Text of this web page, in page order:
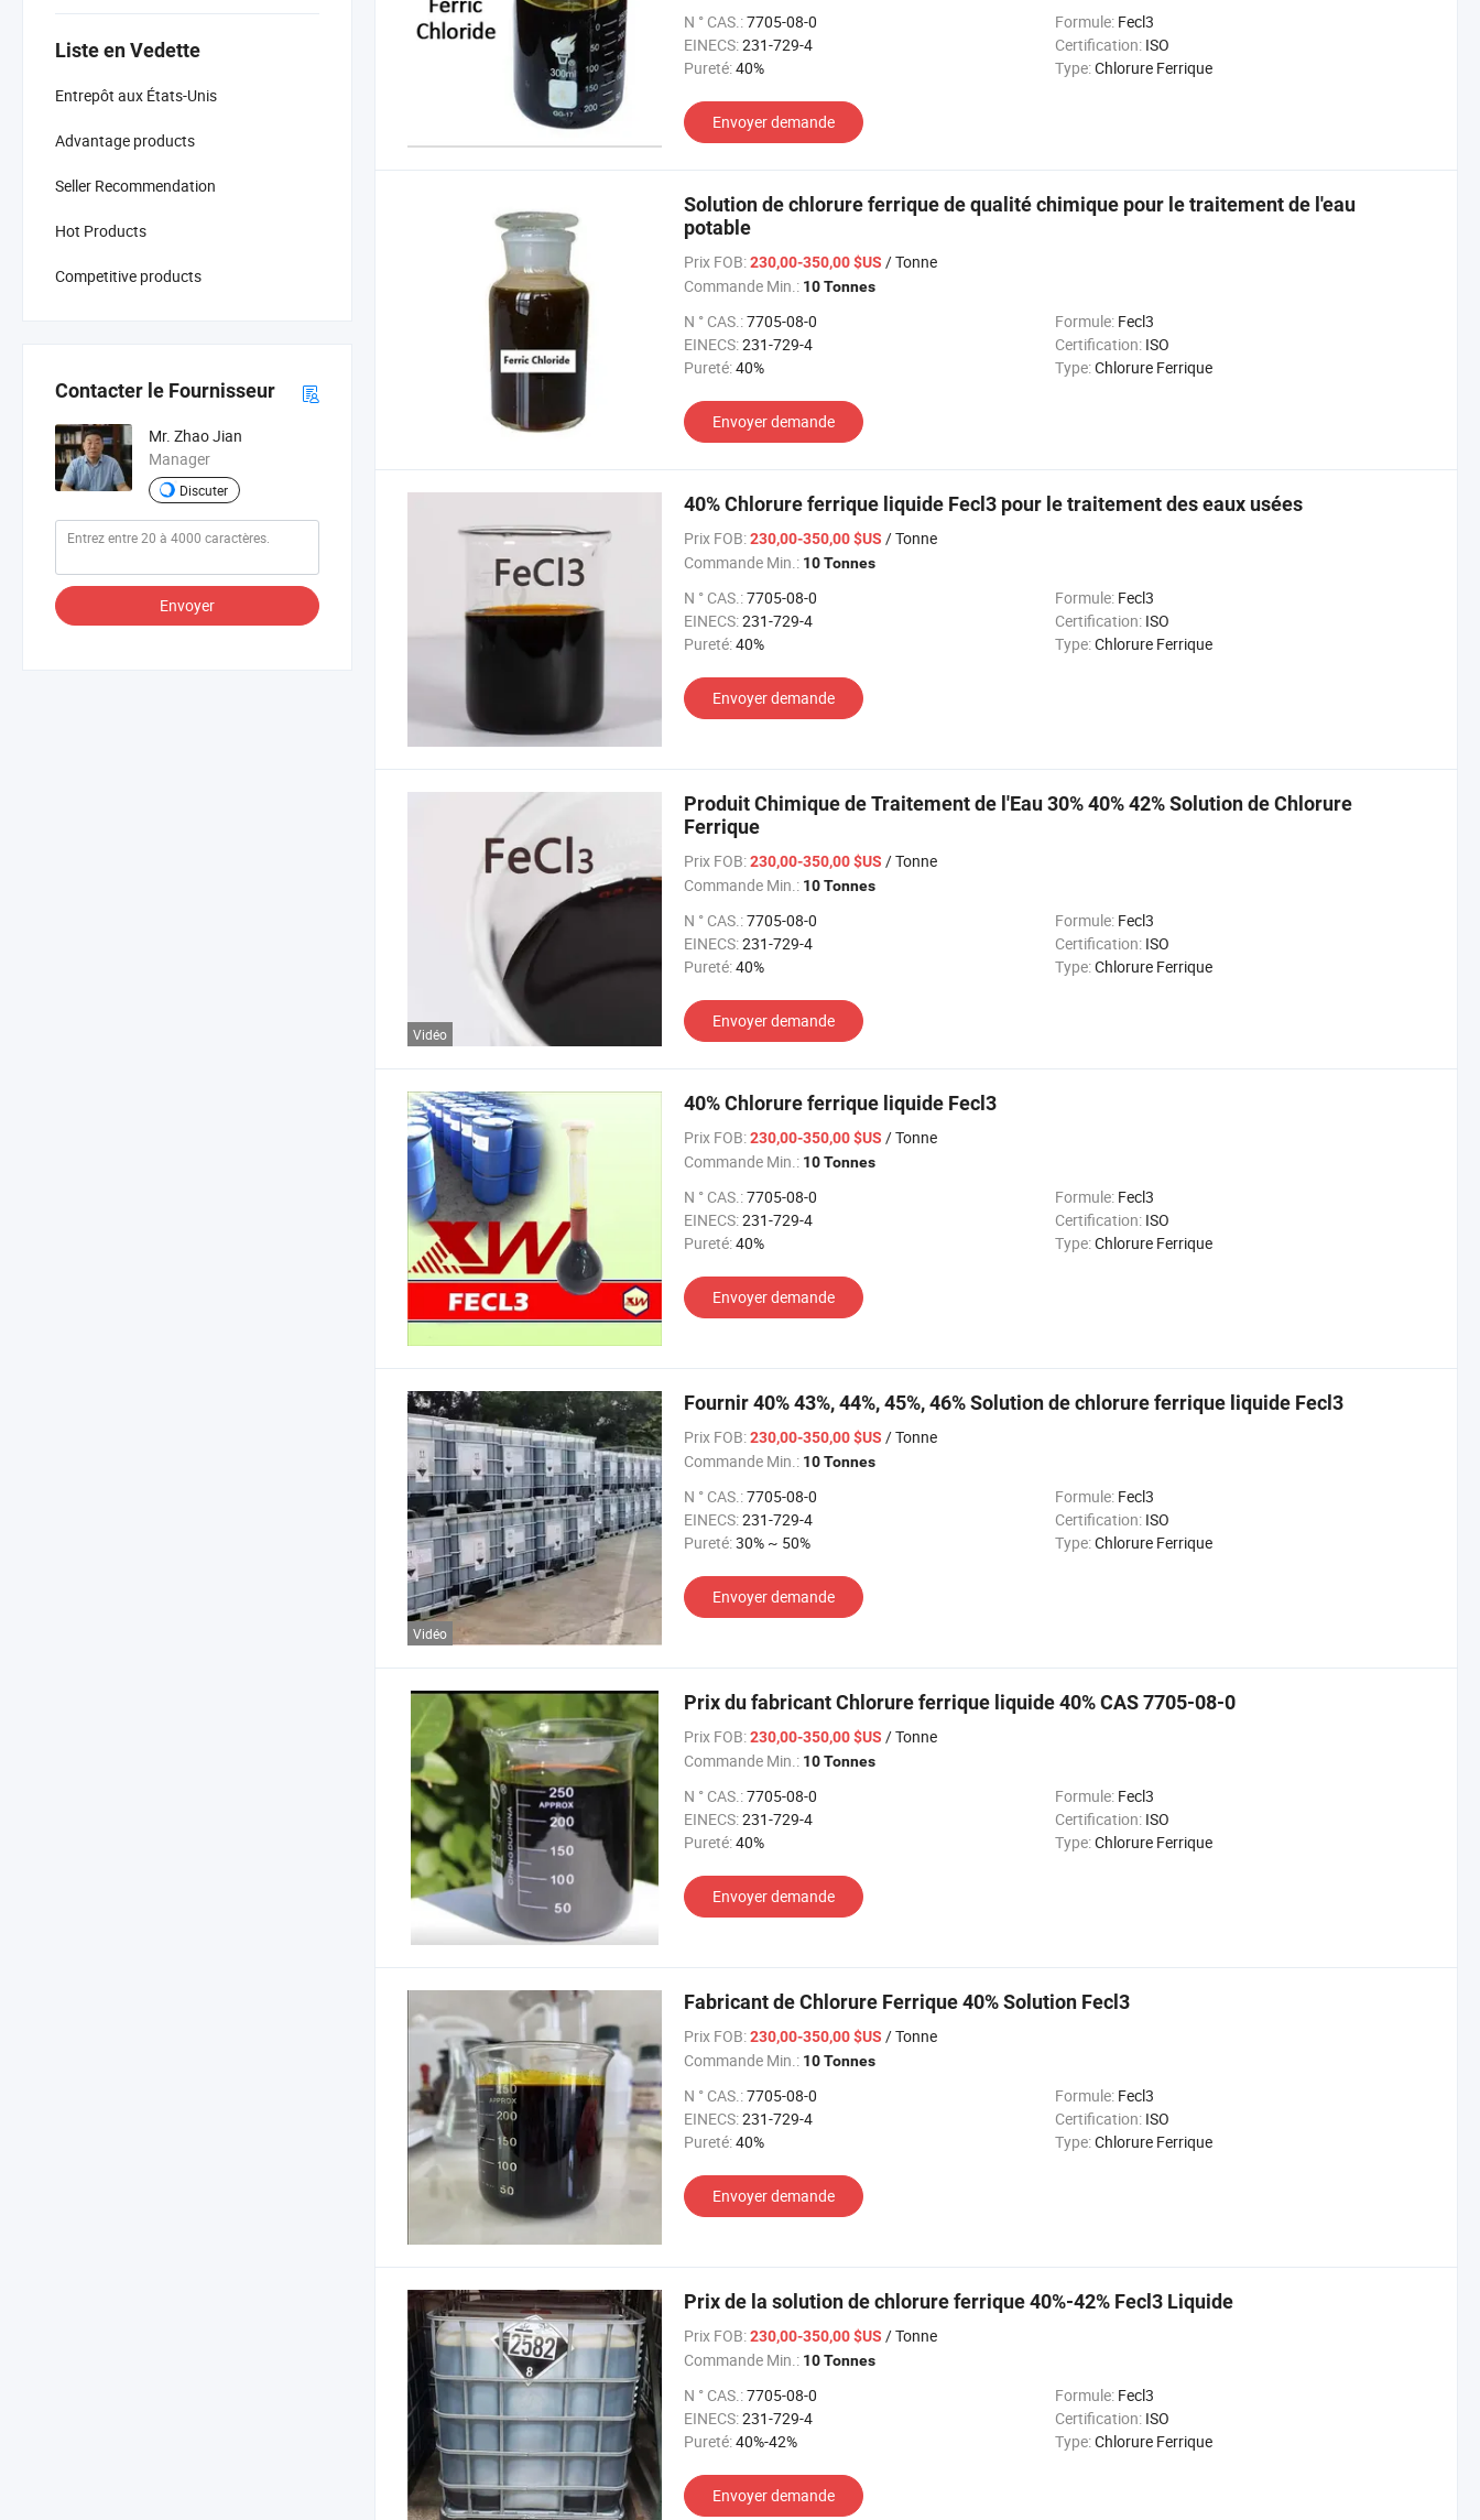
Liste en Vedette
Entrepôt aux États-Unis
Advantage products
Seller Recommendation
Hot Products
Competitive products
Contacter le Fournisseur
Mr. Zhao Jian
Manager
Discuter
Envoyer
N ° CAS.:7705-08-0 Formule: Fecl3
EINECS:231-729-4 Certification: ISO
Pureté:40% Type:Chlorure Ferrique
Envoyer demande
Solution de chlorure ferrique de qualité chimique pour le traitement de l'eau
potable
Prix FOB:230,00-350,00 $US / Tonne
Commande Min.: 10 Tonnes
N ° CAS.:7705-08-0 Formule: Fecl3
EINECS:231-729-4 Certification: ISO
Pureté:40% Type:Chlorure Ferrique
Envoyer demande
40% Chlorure ferrique liquide Fecl3 pour le traitement des eaux usées
Prix FOB:230,00-350,00 $US / Tonne
Commande Min.: 10 Tonnes
N ° CAS.:7705-08-0 Formule: Fecl3
EINECS:231-729-4 Certification: ISO
Pureté:40% Type:Chlorure Ferrique
Envoyer demande
Vidéo
Produit Chimique de Traitement de l'Eau 30% 40% 42% Solution de Chlorure
Ferrique
Prix FOB:230,00-350,00 $US / Tonne
Commande Min.: 10 Tonnes
N ° CAS.:7705-08-0 Formule: Fecl3
EINECS:231-729-4 Certification: ISO
Pureté:40% Type:Chlorure Ferrique
Envoyer demande
40% Chlorure ferrique liquide Fecl3
Prix FOB:230,00-350,00 $US / Tonne
Commande Min.: 10 Tonnes
N ° CAS.:7705-08-0 Formule: Fecl3
EINECS:231-729-4 Certification: ISO
Pureté:40% Type:Chlorure Ferrique
Envoyer demande
Vidéo
Fournir 40% 43%, 44%, 45%, 46% Solution de chlorure ferrique liquide Fecl3
Prix FOB:230,00-350,00 $US / Tonne
Commande Min.: 10 Tonnes
N ° CAS.:7705-08-0 Formule: Fecl3
EINECS:231-729-4 Certification: ISO
Pureté:30% ~ 50% Type:Chlorure Ferrique
Envoyer demande
Prix du fabricant Chlorure ferrique liquide 40% CAS 7705-08-0
Prix FOB:230,00-350,00 $US / Tonne
Commande Min.: 10 Tonnes
N ° CAS.:7705-08-0 Formule: Fecl3
EINECS:231-729-4 Certification: ISO
Pureté:40% Type:Chlorure Ferrique
Envoyer demande
Fabricant de Chlorure Ferrique 40% Solution Fecl3
Prix FOB:230,00-350,00 $US / Tonne
Commande Min.: 10 Tonnes
N ° CAS.:7705-08-0 Formule: Fecl3
EINECS:231-729-4 Certification: ISO
Pureté:40% Type:Chlorure Ferrique
Envoyer demande
Prix de la solution de chlorure ferrique 40%-42% Fecl3 Liquide
Prix FOB:230,00-350,00 $US / Tonne
Commande Min.: 10 Tonnes
N ° CAS.:7705-08-0 Formule: Fecl3
EINECS:231-729-4 Certification: ISO
Pureté:40%-42% Type:Chlorure Ferrique
Envoyer demande